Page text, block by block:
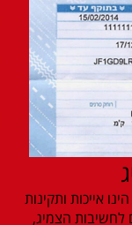
אייכות ותקינות
לחשיבות הצמיג,